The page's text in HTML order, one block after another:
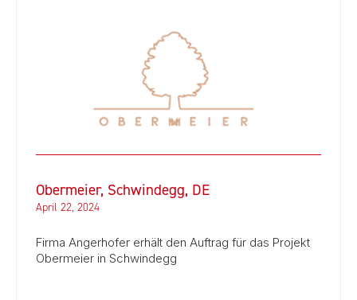
Obermeier, Schwindegg, DE
April 22, 2024
Firma Angerhofer erhält den Auftrag für das Projekt
Obermeier in Schwindegg